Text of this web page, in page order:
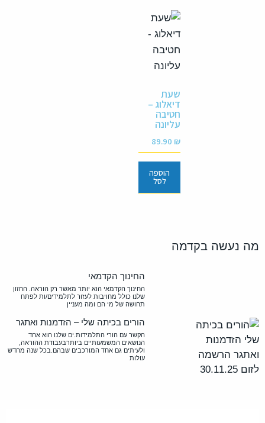
שעת
דיאלוג –
חטיבה
עליונה
89.90 ₪
הוספה
לסל
מה נעשה בקדמה
החינוך הקדמאי
החינוך הקדמאי הוא יותר מאשר רק הוראה. החזון
שלנו כולל מחויבות לעזור לתלמידים/ות לפתח
תחושה של מי הם ומה מעניין
הורים בכיתה שלי – הזדמנות ואתגר
הקשר עם הורי התלמידות.ים שלנו הוא אחד
הנושאים המשמעותיים ביותרבעבודת ההוראה,
ולעיתים גם אחד המורכבים שבהם.בכל שנה מחדש
עולות